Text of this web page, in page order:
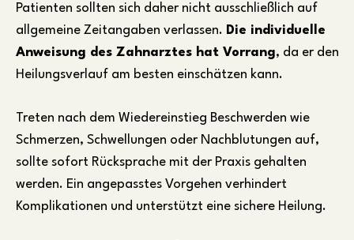
Patienten sollten sich daher nicht ausschließlich auf
allgemeine Zeitangaben verlassen. Die individuelle
Anweisung des Zahnarztes hat Vorrang, da er den
Heilungsverlauf am besten einschätzen kann.
Treten nach dem Wiedereinstieg Beschwerden wie
Schmerzen, Schwellungen oder Nachblutungen auf,
sollte sofort Rücksprache mit der Praxis gehalten
werden. Ein angepasstes Vorgehen verhindert
Komplikationen und unterstützt eine sichere Heilung.